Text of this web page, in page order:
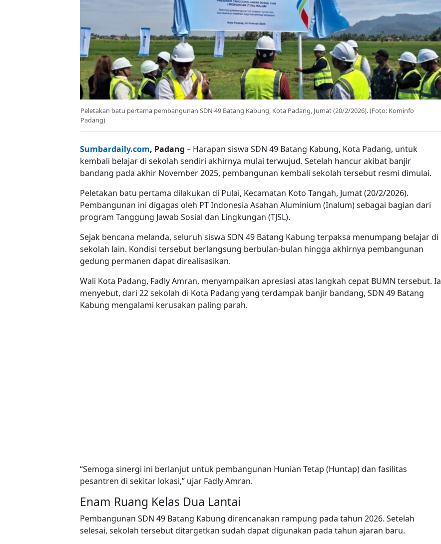
Peletakan batu pertama pembangunan SDN 49 Batang Kabung, Kota Padang, Jumat (20/2/2026). (Foto: Kominfo
Padang)
Sumbardaily.com, Padang – Harapan siswa SDN 49 Batang Kabung, Kota Padang, untuk
kembali belajar di sekolah sendiri akhirnya mulai terwujud. Setelah hancur akibat banjir
bandang pada akhir November 2025, pembangunan kembali sekolah tersebut resmi dimulai.
Peletakan batu pertama dilakukan di Pulai, Kecamatan Koto Tangah, Jumat (20/2/2026).
Pembangunan ini digagas oleh PT Indonesia Asahan Aluminium (Inalum) sebagai bagian dari
program Tanggung Jawab Sosial dan Lingkungan (TJSL).
Sejak bencana melanda, seluruh siswa SDN 49 Batang Kabung terpaksa menumpang belajar di
sekolah lain. Kondisi tersebut berlangsung berbulan-bulan hingga akhirnya pembangunan
gedung permanen dapat direalisasikan.
Wali Kota Padang, Fadly Amran, menyampaikan apresiasi atas langkah cepat BUMN tersebut. Ia
menyebut, dari 22 sekolah di Kota Padang yang terdampak banjir bandang, SDN 49 Batang
Kabung mengalami kerusakan paling parah.
“Semoga sinergi ini berlanjut untuk pembangunan Hunian Tetap (Huntap) dan fasilitas
pesantren di sekitar lokasi,” ujar Fadly Amran.
Enam Ruang Kelas Dua Lantai
Pembangunan SDN 49 Batang Kabung direncanakan rampung pada tahun 2026. Setelah
selesai, sekolah tersebut ditargetkan sudah dapat digunakan pada tahun ajaran baru.